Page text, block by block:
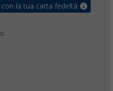
la tua carta fedeltà